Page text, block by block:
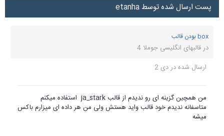
پست ارسال شده توسط etanha
box بودن قالب
درقالبهای انگلیسی جوملا 4
ارسال شده دردی 2
من همچین گزینه ای رو ندیدم از قالب ja_stark استفاده میکنم
متاسفانه ندیدم خود قالب واید هستش ولی من هر داده ای میزارم باکس
میشه